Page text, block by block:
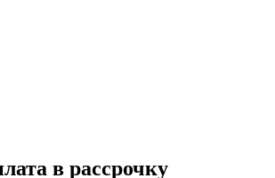
в рассрочку